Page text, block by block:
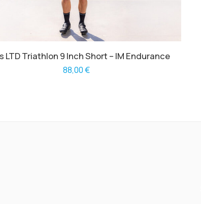
LTD Triathlon 9 Inch Short – IM Endurance
88,00€